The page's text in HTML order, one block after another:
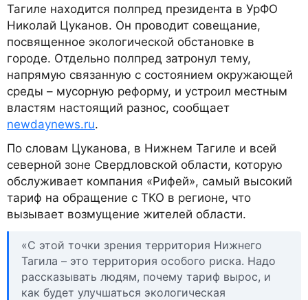
Тагиле находится полпред президента в УрФО
Николай Цуканов. Он проводит совещание,
посвященное экологической обстановке в
городе. Отдельно полпред затронул тему,
напрямую связанную с состоянием окружающей
среды – мусорную реформу, и устроил местным
властям настоящий разнос, сообщает
newdaynews.ru.
По словам Цуканова, в Нижнем Тагиле и всей
северной зоне Свердловской области, которую
обслуживает компания «Рифей», самый высокий
тариф на обращение с ТКО в регионе, что
вызывает возмущение жителей области.
«С этой точки зрения территория Нижнего
Тагила – это территория особого риска. Надо
рассказывать людям, почему тариф вырос, и
как будет улучшаться экологическая